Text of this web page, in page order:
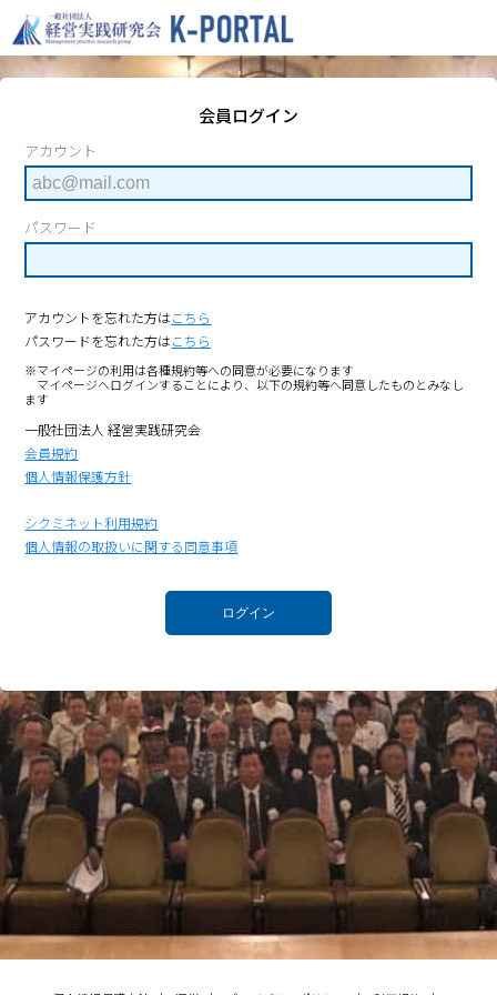
会員ログイン
アカウント
パスワード
アカウントを忘れた方はこちら
パスワードを忘れた方はこちら
※マイページの利用は各種規約等への同意が必要になります
マイページへログインすることにより、以下の規約等へ同意したものとみなし
ます
一般社団法人 経営実践研究会
会員規約
個人情報保護方針
シクミネット利用規約
個人情報の取扱いに関する同意事項
ログイン